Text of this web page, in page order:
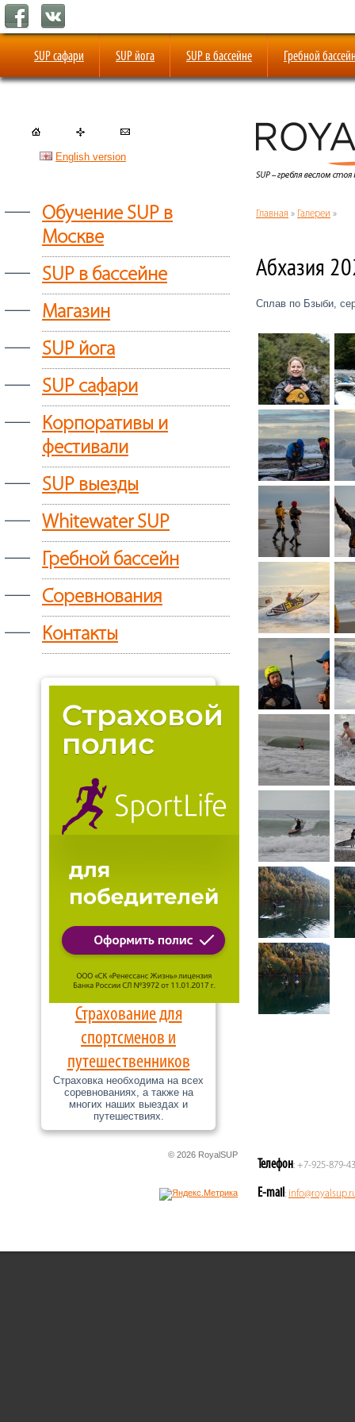
SUP сафари SUP йога SUP в бассейне Гребной
English version
—
Обучение SUP в
Москве
— SUP в бассейне
— Магазин
— SUP йога
— SUP сафари
—
Корпоративы и
фестивали
— SUP выезды
— Whitewater SUP
— Гребной бассейн
— Соревнования
— Контакты
Страхование для
спортсменов и
путешественников
Страховка необходима на всех
соревнованиях, а также на
многих наших выездах и
путешествиях.
Главная » Галереи »
Абхазия
Сплав по Бзыби,
© 2026 RoyalSUP
Телефон: +7-925-879-
E-mail :